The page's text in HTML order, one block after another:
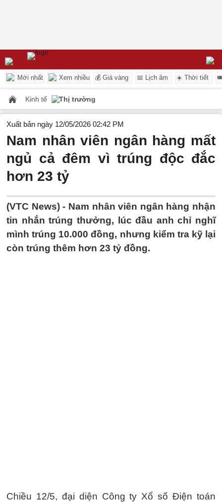
Mới nhất Xem nhiều 💰 Giá vàng 📅 Lịch âm ☀️ Thời tiết
Kinh tế Thị trường
Xuất bản ngày 12/05/2026 02:42 PM
Nam nhân viên ngân hàng mất
ngủ cả đêm vì trúng độc đắc
hơn 23 tỷ
(VTC News) - Nam nhân viên ngân hàng nhận
tin nhắn trúng thưởng, lúc đầu anh chỉ nghĩ
mình trúng 10.000 đồng, nhưng kiểm tra kỹ lại
còn trúng thêm hơn 23 tỷ đồng.
Chiều 12/5, đại diện Công ty Xổ số Điện toán